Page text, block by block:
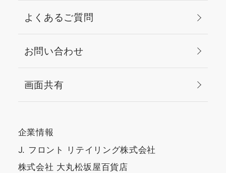
よくあるご質問
お問い合わせ
画面共有
企業情報
J. フロント リテイリング株式会社
株式会社 大丸松坂屋百貨店